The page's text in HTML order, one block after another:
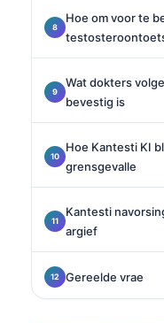
Hoe om voor te
Wat dokters
bevestig is
Hoe Kantesti KI
grensgevalle
Kantesti
argief
Gereelde vrae